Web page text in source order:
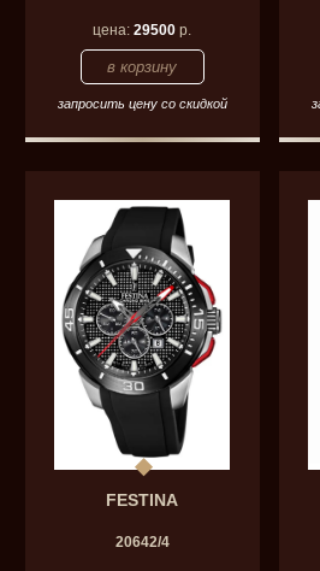
цена:29500 р.
запросить цену со скидкой
FESTINA
20642/4